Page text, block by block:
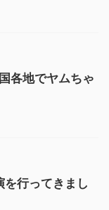
各地でヤムちゃ
を行ってきまし